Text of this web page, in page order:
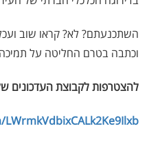
השתכנעתם? לא? קראו שוב
וכתבה בטרם החליטה על
להצטרפות לקבוצת העדכונים